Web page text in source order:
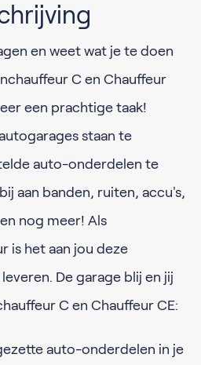
en weet wat je te doen
C en Chauffeur
een prachtige taak!
staan te
auto-onderdelen te
aan banden, ruiten, accu's,
nog meer! Als
is het aan jou deze
De garage blij en jij
C en Chauffeur CE:
auto-onderdelen in je